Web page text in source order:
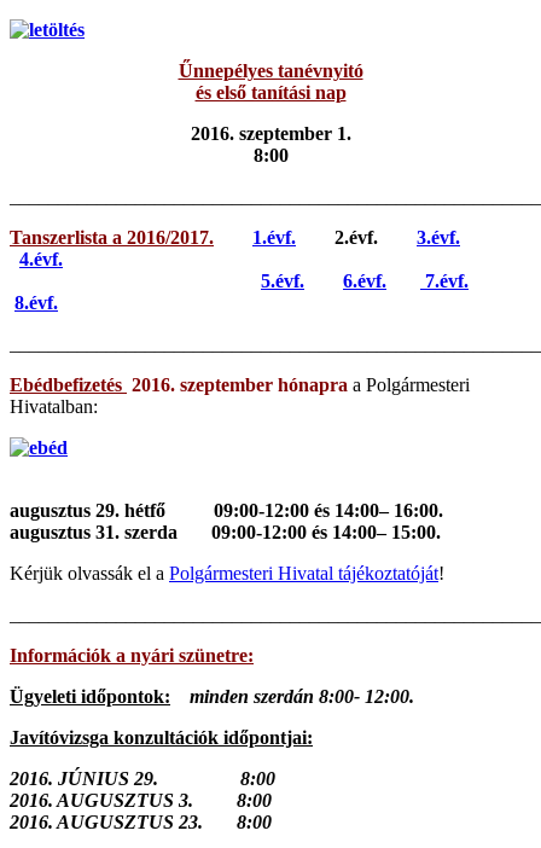
Űnnepélyes tanévnyitó
és első tanítási nap
2016. szeptember 1.
8:00
Tanszerlista a 2016/2017.
1.évf. 2.évf. 3.évf.
4.évf.
5.évf.
6.évf.
7.évf.
8.évf.
Ebédbefizetés 2016. szeptember hónapra a Polgármesteri
Hivatalban:
augusztus 29. hétfő
09:00-12:00 és 14:00– 16:00.
augusztus 31. szerda
09:00-12:00 és 14:00– 15:00.
Kérjük olvassák el a Polgármesteri Hivatal tájékoztatóját!
Információk a nyári szünetre:
Ügyeleti időpontok:
minden szerdán 8:00- 12:00.
Javítóvizsga konzultációk időpontjai:
2016. JÚNIUS 29. 8:00
2016. AUGUSZTUS 3. 8:00
2016. AUGUSZTUS 23. 8:00